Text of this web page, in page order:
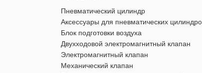
Пневматический цилиндр
Аксессуары для пневматических
Блок подготовки воздуха
Двухходовой электромагнитный клапан
Электромагнитный клапан
Механический клапан